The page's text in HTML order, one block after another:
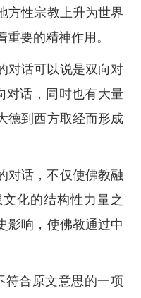
方性宗教上升为世界
要的精神作用。
对话可以说是双向对
对话，同时也有大量
德到西方取经而形成
对话，不仅使佛教融
化的结构性力量之
影响，使佛教通过中
符合原文意思的一项